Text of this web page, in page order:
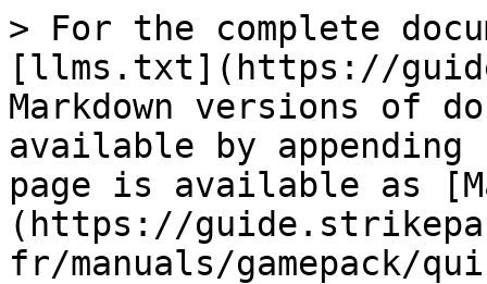
> For the complete
[llms.txt](https://
Markdown versions of
available by
page is available as
(https://
fr/manuals/gamepack/